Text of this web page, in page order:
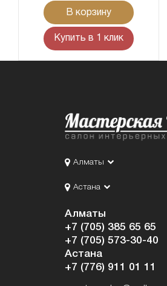
В корзину
Купить в 1 клик
Алматы
Астана
Алматы
+7 (705) 385 65 65
+7 (705) 573-30-40
Астана
+7 (776) 911 01 11